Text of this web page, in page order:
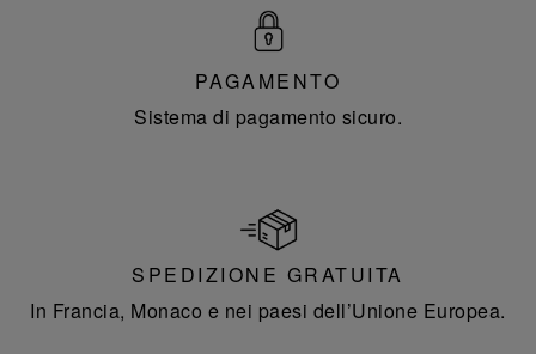
PAGAMENTO
Sistema di pagamento sicuro.
SPEDIZIONE GRATUITA
In Francia, Monaco e nei paesi dell’Unione Europea.